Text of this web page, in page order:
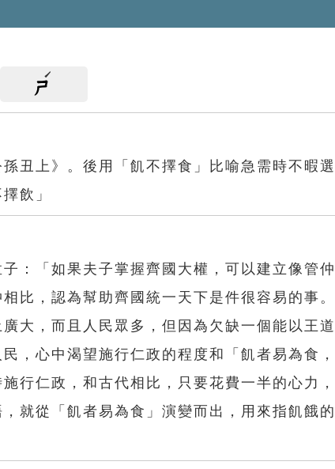
ㄕ
丑上》。後用「飢不擇食」比喻急需時不暇選
飲」
：「如果夫子掌握齊國大權，可以建立像管
比，認為幫助齊國統一天下是件很容易的事
大，而且人民眾多，但因為欠缺一個能以王
，心中渴望施行仁政的程度和「飢者易為食
行仁政，和古代相比，只要花費一半的心力，
就從「飢者易為食」演變而出，用來指飢餓